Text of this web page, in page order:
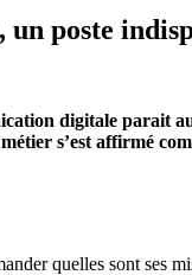
poste
digitale parait
s’est affirmé
quelles sont ses